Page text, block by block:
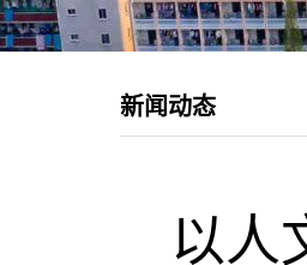
新闻动态
以人